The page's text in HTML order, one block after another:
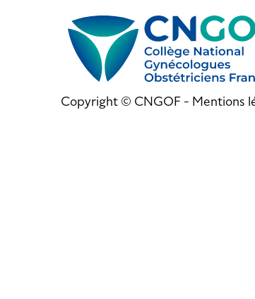
Copyright © CNGOF - Mentions